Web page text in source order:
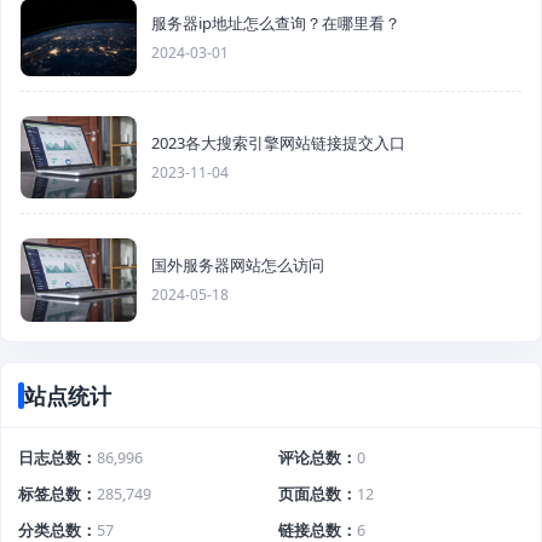
服务器ip地址怎么查询？在哪里看？
2024-03-01
2023各大搜索引擎网站链接提交入口
2023-11-04
国外服务器网站怎么访问
2024-05-18
站点统计
日志总数 86,996 评论总数
0
标签总数
285,749 页面总数
12
分类总数
57 链接总数
6